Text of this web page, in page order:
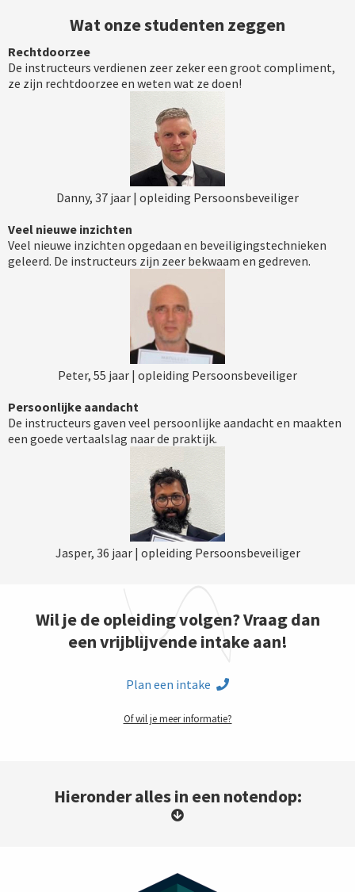
Wat onze studenten zeggen
Rechtdoorzee
De instructeurs verdienen zeer zeker een groot compliment,
ze zijn rechtdoorzee en weten wat ze doen!
Danny, 37 jaar | opleiding Persoonsbeveiliger
Veel nieuwe inzichten
Veel nieuwe inzichten opgedaan en beveiligingstechnieken
geleerd. De instructeurs zijn zeer bekwaam en gedreven.
Peter, 55 jaar | opleiding Persoonsbeveiliger
Persoonlijke aandacht
De instructeurs gaven veel persoonlijke aandacht en maakten
een goede vertaalslag naar de praktijk.
Jasper, 36 jaar | opleiding Persoonsbeveiliger
Wil je de opleiding volgen? Vraag dan
een vrijblijvende intake aan!
Plan een intake
Of wil je meer informatie?
Hieronder alles in een notendop: